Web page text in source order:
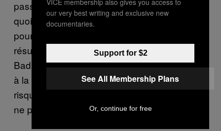
passer une série de tests pour déterminer en
quoi vous pouvez être utile. Il y en avait un
pour le morse – j’y ai obtenu de très bons
résultats. Du coup, on m’a proposé de quitter
Bad Tölz pour Munich, où je devais travailler
à la communication radio. Je savais qu’ils
risqueraient d’examiner mon passé, mais je
ne pouvais pas refuser.
our very best writing and exclusive new
documentaries.
Support for $2
See All Membership Plans
Or, continue for free